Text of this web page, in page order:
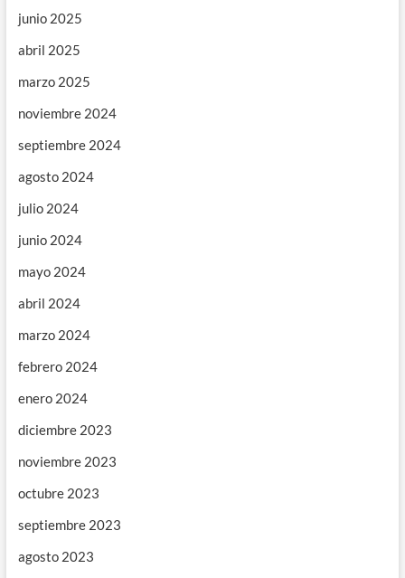
junio 2025
abril 2025
marzo 2025
noviembre 2024
septiembre 2024
agosto 2024
julio 2024
junio 2024
mayo 2024
abril 2024
marzo 2024
febrero 2024
enero 2024
diciembre 2023
noviembre 2023
octubre 2023
septiembre 2023
agosto 2023